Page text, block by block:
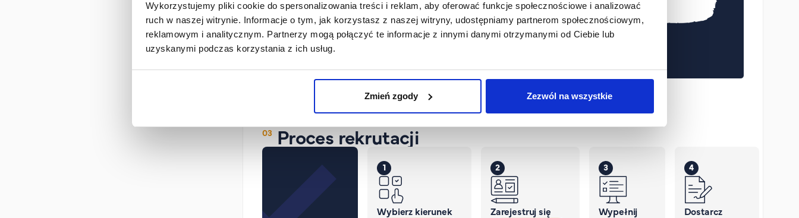
Wykorzystujemy pliki cookie do spersonalizowania treści i reklam, aby oferować funkcje społecznościowe i analizować
ruch w naszej witrynie. Informacje o tym, jak korzystasz z naszej witryny, udostępniamy partnerom społecznościowym,
reklamowym i analitycznym. Partnerzy mogą połączyć te informacje z innymi danymi otrzymanymi od Ciebie lub
uzyskanymi podczas korzystania z ich usług.
Zmień zgody Zezwól na wszystkie
Proces rekrutacji
1
Wybierz kierunek
2
Zarejestruj się
3
Wypełnij
4
Dostarcz